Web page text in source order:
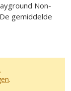
Non-
gemiddelde
.